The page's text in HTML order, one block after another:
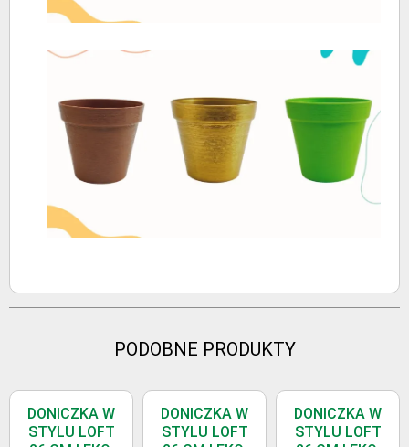
PODOBNE PRODUKTY
DONICZKA W
STYLU LOFT
DONICZKA W
STYLU LOFT
DONICZKA W
STYLU LOFT